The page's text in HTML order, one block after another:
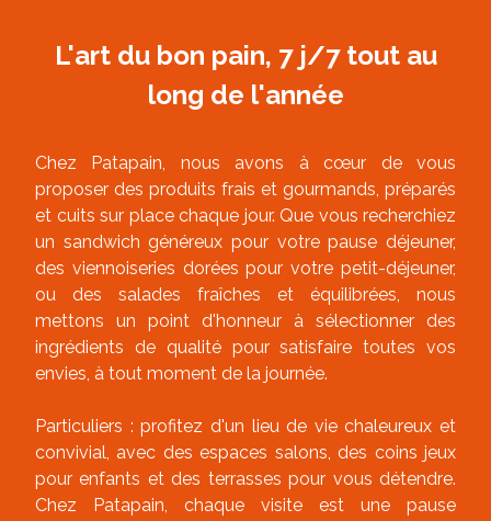
L'art du bon pain, 7 j/7 tout au
long de l'année
Chez Patapain, nous avons à cœur de vous
proposer des produits frais et gourmands, préparés
et cuits sur place chaque jour. Que vous recherchiez
un sandwich généreux pour votre pause déjeuner,
des viennoiseries dorées pour votre petit-déjeuner,
ou des salades fraîches et équilibrées, nous
mettons un point d'honneur à sélectionner des
ingrédients de qualité pour satisfaire toutes vos
envies, à tout moment de la journée.
Particuliers : profitez d'un lieu de vie chaleureux et
convivial, avec des espaces salons, des coins jeux
pour enfants et des terrasses pour vous détendre.
Chez Patapain, chaque visite est une pause